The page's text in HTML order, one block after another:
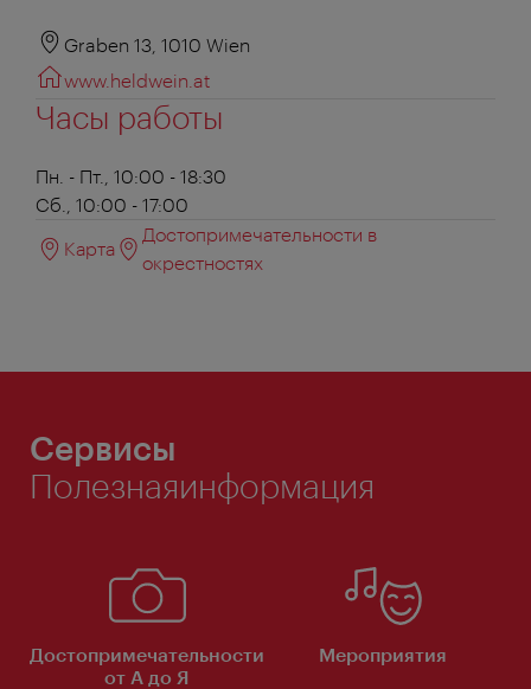
Graben 13, 1010 Wien
www.heldwein.at
Часы работы
Пн. - Пт., 10:00 - 18:30
Сб., 10:00 - 17:00
Карта
Достопримечательности в
окрестностях
Сервисы
Полезнаяинформация
Достопримечательности
от А до Я
Мероприятия